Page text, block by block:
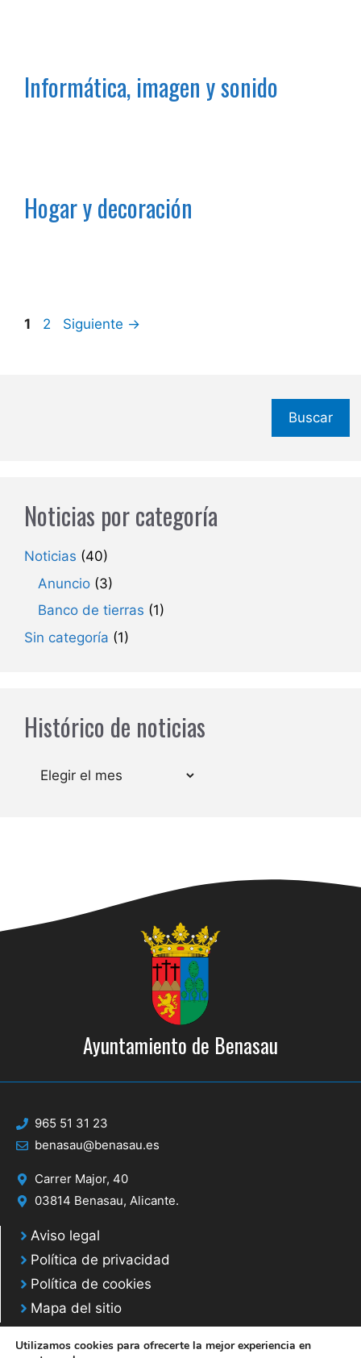
Informática, imagen y sonido
Hogar y decoración
Página
1 Página
2 Siguiente →
Buscar
Noticias por categoría
Noticias (40)
Anuncio (3)
Banco de tierras (1)
Sin categoría (1)
Histórico de noticias
Archivos
Ayuntamiento de Benasau
965 51 31 23
benasau@benasau.es
Carrer Major, 40
03814 Benasau, Alicante.
Aviso legal
Política de privacidad
Política de cookies
Mapa del sitio
Utilizamos cookies para ofrecerte la mejor experiencia en